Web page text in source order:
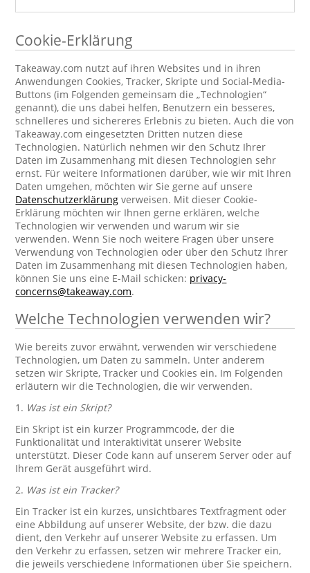
Cookie-Erklärung
Takeaway.com nutzt auf ihren Websites und in ihren
Anwendungen Cookies, Tracker, Skripte und Social-Media-
Buttons (im Folgenden gemeinsam die „Technologien“
genannt), die uns dabei helfen, Benutzern ein besseres,
schnelleres und sichereres Erlebnis zu bieten. Auch die von
Takeaway.com eingesetzten Dritten nutzen diese
Technologien. Natürlich nehmen wir den Schutz Ihrer
Daten im Zusammenhang mit diesen Technologien sehr
ernst. Für weitere Informationen darüber, wie wir mit Ihren
Daten umgehen, möchten wir Sie gerne auf unsere
Datenschutzerklärung verweisen. Mit dieser Cookie-
Erklärung möchten wir Ihnen gerne erklären, welche
Technologien wir verwenden und warum wir sie
verwenden. Wenn Sie noch weitere Fragen über unsere
Verwendung von Technologien oder über den Schutz Ihrer
Daten im Zusammenhang mit diesen Technologien haben,
können Sie uns eine E-Mail schicken: privacy-
concerns@takeaway.com.
Welche Technologien verwenden wir?
Wie bereits zuvor erwähnt, verwenden wir verschiedene
Technologien, um Daten zu sammeln. Unter anderem
setzen wir Skripte, Tracker und Cookies ein. Im Folgenden
erläutern wir die Technologien, die wir verwenden.
1. Was ist ein Skript?
Ein Skript ist ein kurzer Programmcode, der die
Funktionalität und Interaktivität unserer Website
unterstützt. Dieser Code kann auf unserem Server oder auf
Ihrem Gerät ausgeführt wird.
2. Was ist ein Tracker?
Ein Tracker ist ein kurzes, unsichtbares Textfragment oder
eine Abbildung auf unserer Website, der bzw. die dazu
dient, den Verkehr auf unserer Website zu erfassen. Um
den Verkehr zu erfassen, setzen wir mehrere Tracker ein,
die jeweils verschiedene Informationen über Sie speichern.